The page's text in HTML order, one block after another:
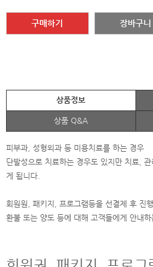
구매하기 장바구니
상품정보
상품 Q&A
피부과, 성형외과 등 미용치료를 하는 경우
단발성으로 치료하는 경우도 있지만 치료,
게 됩니다.
회원원, 패키지, 프로그램등을 선결제 후 진
환불 또는 양도 등에 대해 고객들에게 안내하